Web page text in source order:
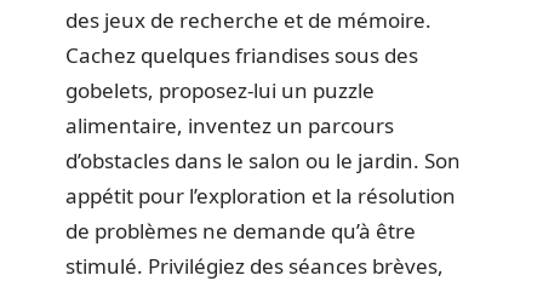
des jeux de recherche et de mémoire.
Cachez quelques friandises sous des
gobelets, proposez-lui un puzzle
alimentaire, inventez un parcours
d’obstacles dans le salon ou le jardin. Son
appétit pour l’exploration et la résolution
de problèmes ne demande qu’à être
stimulé. Privilégiez des séances brèves,